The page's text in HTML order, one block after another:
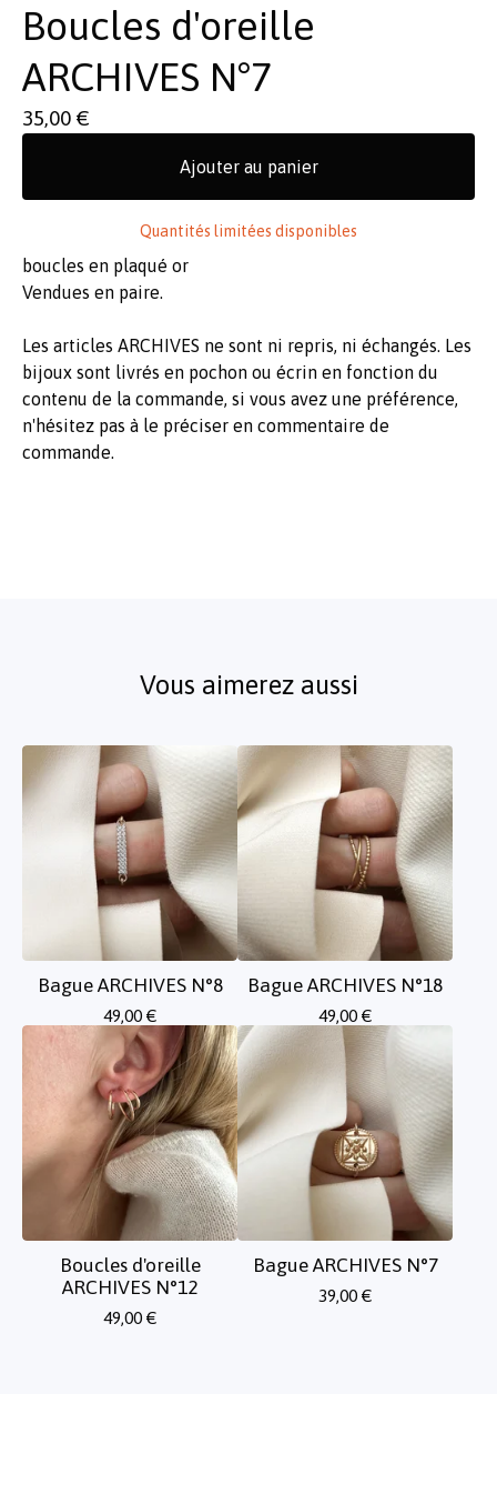
Boucles d'oreille
ARCHIVES N°7
35,00 €
Ajouter au panier
Quantités limitées disponibles
boucles en plaqué or
Vendues en paire.
Les articles ARCHIVES ne sont ni repris, ni échangés. Les
bijoux sont livrés en pochon ou écrin en fonction du
contenu de la commande, si vous avez une préférence,
n'hésitez pas à le préciser en commentaire de
commande.
Vous aimerez aussi
Bague ARCHIVES N°8
49,00 €
Bague ARCHIVES N°18
49,00 €
Boucles d'oreille
ARCHIVES N°12
49,00 €
Bague ARCHIVES N°7
39,00 €